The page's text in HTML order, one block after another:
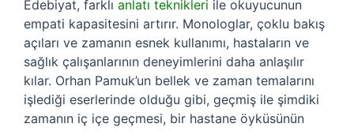
Edebiyat, farklı anlatı teknikleri ile okuyucunun
empati kapasitesini artırır. Monologlar, çoklu bakış
açıları ve zamanın esnek kullanımı, hastaların ve
sağlık çalışanlarının deneyimlerini daha anlaşılır
kılar. Orhan Pamuk’un bellek ve zaman temalarını
işlediği eserlerinde olduğu gibi, geçmiş ile şimdiki
zamanın iç içe geçmesi, bir hastane öyküsünün